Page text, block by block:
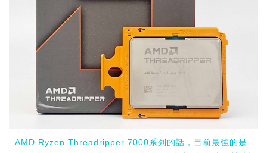
AMD Ryzen Threadripper 7000系列的話，目前最強的是